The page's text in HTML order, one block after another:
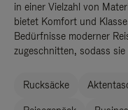
in einer Vielzahl von
bietet Komfort und
Bedürfnisse moderner
zugeschnitten, sodass
Rucksäcke